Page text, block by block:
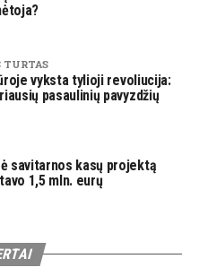
vyksta tylioji revoliucija:
pasaulinių pavyzdžių
savitarnos kasų projektą
1,5 mln. eurų